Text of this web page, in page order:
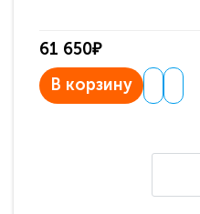
61 650₽
В корзину